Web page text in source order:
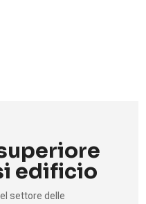
edificio
settore delle